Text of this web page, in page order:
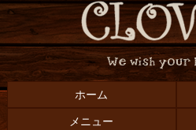
ホーム
メニュー